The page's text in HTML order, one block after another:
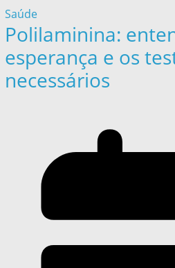
Saúde
Polilaminina:
esperança e os
necessários